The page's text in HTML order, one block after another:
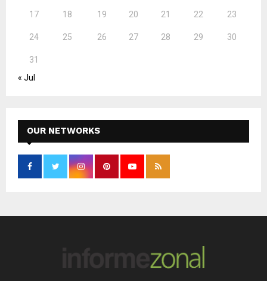
17 18 19 20 21 22 23
24 25 26 27 28 29 30
31
« Jul
OUR NETWORKS